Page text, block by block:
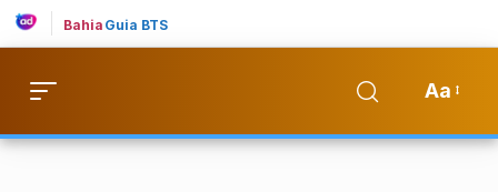
Bahia Guia BTS
Aa